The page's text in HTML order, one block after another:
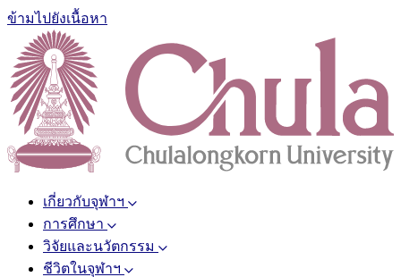
ข้ามไปยังเนื้อหา
เกี่ยวกับจุฬาฯ
การศึกษา
วิจัยและนวัตกรรม
ชีวิตในจุฬาฯ